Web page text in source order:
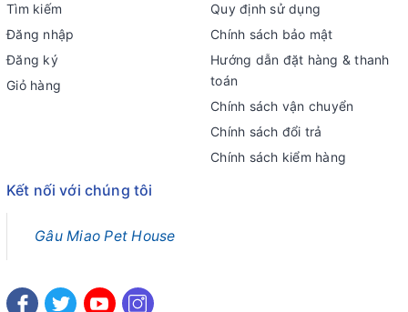
Tìm kiếm
Đăng nhập
Đăng ký
Giỏ hàng
Quy định sử dụng
Chính sách bảo mật
Hướng dẫn đặt hàng & thanh
toán
Chính sách vận chuyển
Chính sách đổi trả
Chính sách kiểm hàng
Kết nối với chúng tôi
Gâu Miao Pet House